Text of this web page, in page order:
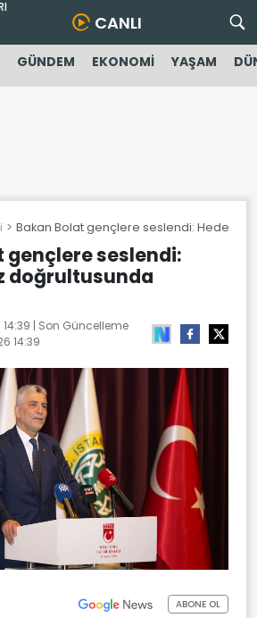
CANLI
GÜNDEM EKONOMİ YAŞAM
Bakan Bolat gençlere seslendi:
gençlere seslendi:
doğrultusunda
| Son Güncelleme
14:39
ABONE OL